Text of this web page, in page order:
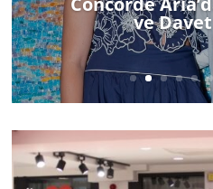
NÜKHET